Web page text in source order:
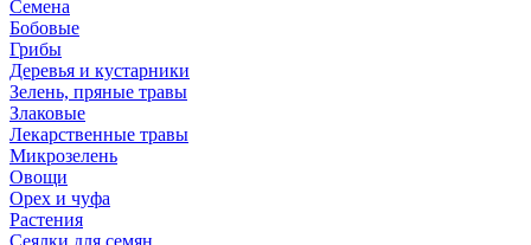
Семена
Бобовые
Грибы
Деревья и кустарники
Зелень, пряные травы
Злаковые
Лекарственные травы
Микрозелень
Овощи
Орех и чуфа
Растения
Сеялки для семян